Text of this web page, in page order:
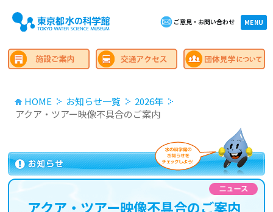
ご意見・お問い合わせ MENU
×close
HOME お知らせ一覧
2026年
アクア・ツアー映像不具合のご案内
アクア・ツアー映像不具合のご案内